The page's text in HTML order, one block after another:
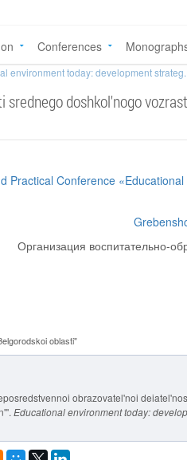
Conferences
environment today: development
doshkol'nogo
Practical Conference
Организация воспитательно-
oblasti"
obrazovatel'noi
Educational environment today: